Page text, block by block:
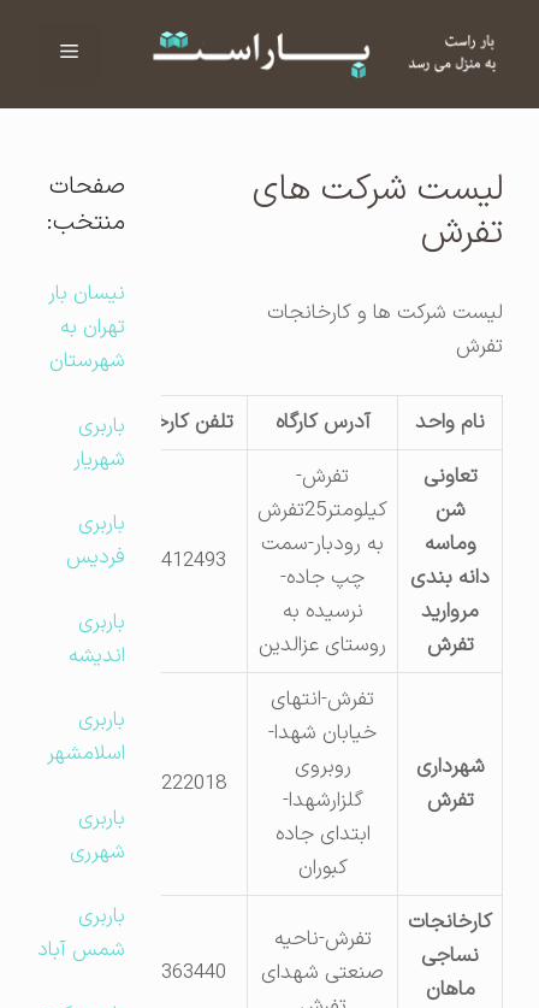
فهرست
لیست شرکت های
تفرش
لیست شرکت ها و کارخانجات
تفرش
نام واحد آدرس کارگاه
تلفن کارخانه
تعاونی
وماسه
دانه بندی
مروارید
تفرش
تفرش-
کیلومتر25تفرش
به رودبار-سمت
چپ جاده-
نرسیده به
روستای عزالدین
46412493
شهرداری
تفرش
تفرش-انتهای
خیابان شهدا-
روبروی
گلزارشهدا-
ابتدای جاده
کبوران
36222018
کارخانجات
نساجی
ماهان
تفرش-ناحیه
صنعتی شهدای
46363440
صفحات
منتخب:
نیسان بار
تهران به
شهرستان
باربری
شهریار
باربری
فردیس
باربری
اندیشه
باربری
اسلامشهر
باربری
شهرری
باربری
شمس آباد